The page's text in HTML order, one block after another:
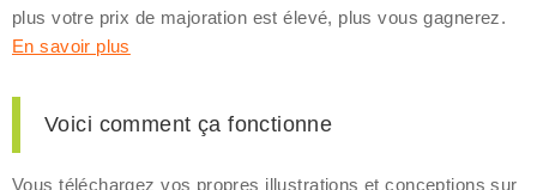
plus votre prix de majoration est élevé, plus vous gagnerez.
En savoir plus
Voici comment ça fonctionne
Vous téléchargez vos propres illustrations et conceptions sur